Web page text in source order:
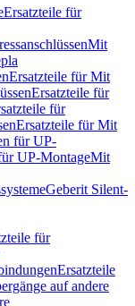
Ersatzteile für
Mit
Ersatzteile für Mit
Ersatzteile für
für
Ersatzteile für Mit
für UP-
UP-MontageMit
Geberit Silent-
für
Ersatzteile
auf andere